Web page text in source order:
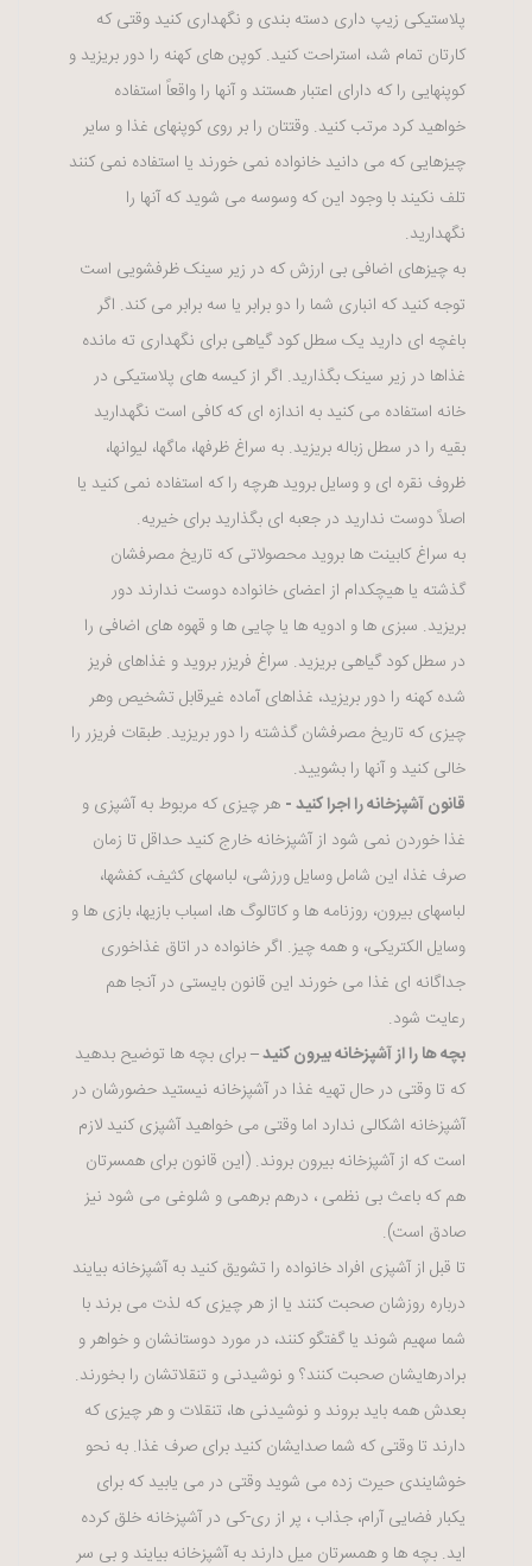
پلاستیکی زیپ داری دسته بندی و نگهداری کنید وقتی که
کارتان تمام شد، استراحت کنید. کوپن های کهنه را دور بریزید و
کوپنهایی را که دارای اعتبار هستند و آنها را واقعاً استفاده
خواهید کرد مرتب کنید. وقتتان را بر روی کوپنهای غذا و سایر
چیزهایی که می دانید خانواده نمی خورند یا استفاده نمی کنند
تلف نکیند با وجود این که وسوسه می شوید که آنها را
نگهدارید.
به چیزهای اضافی بی ارزش که در زیر سینک ظرفشویی است
توجه کنید که انباری شما را دو برابر یا سه برابر می کند. اگر
باغچه ای دارید یک سطل کود گیاهی برای نگهداری ته مانده
غذاها در زیر سینک بگذارید. اگر از کیسه های پلاستیکی در
خانه استفاده می کنید به اندازه ای که کافی است نگهدارید
بقیه را در سطل زباله بریزید. به سراغ ظرفها، ماگها، لیوانها،
ظروف نقره ای و وسایل بروید هرچه را که استفاده نمی کنید یا
اصلاً دوست ندارید در جعبه ای بگذارید برای خیریه.
به سراغ کابینت ها بروید محصولاتی که تاریخ مصرفشان
گذشته یا هیچکدام از اعضای خانواده دوست ندارند دور
بریزید. سبزی ها و ادویه ها یا چایی ها و قهوه های اضافی را
در سطل کود گیاهی بریزید. سراغ فریزر بروید و غذاهای فریز
شده کهنه را دور بریزید، غذاهای آماده غیرقابل تشخیص وهر
چیزی که تاریخ مصرفشان گذشته را دور بریزید. طبقات فریزر را
خالی کنید و آنها را بشویید.
قانون آشپزخانه را اجرا کنید - هر چیزی که مربوط به آشپزی و
غذا خوردن نمی شود از آشپزخانه خارج کنید حداقل تا زمان
صرف غذا، این شامل وسایل ورزشی، لباسهای کثیف، کفشها،
لباسهای بیرون، روزنامه ها و کاتالوگ ها، اسباب بازیها، بازی ها و
وسایل الکتریکی، و همه چیز. اگر خانواده در اتاق غذاخوری
جداگانه ای غذا می خورند این قانون بایستی در آنجا هم
رعایت شود.
بچه ها را از آشپزخانه بیرون کنید –برای بچه ها توضیح بدهید
که تا وقتی در حال تهیه غذا در آشپزخانه نیستید حضورشان در
آشپزخانه اشکالی ندارد اما وقتی می خواهید آشپزی کنید لازم
است که از آشپزخانه بیرون بروند. (این قانون برای همسرتان
هم که باعث بی نظمی ، درهم برهمی و شلوغی می شود نیز
صادق است).
تا قبل از آشپزی افراد خانواده را تشویق کنید به آشپزخانه بیایند
درباره روزشان صحبت کنند یا از هر چیزی که لذت می برند با
شما سهیم شوند یا گفتگو کنند، در مورد دوستانشان و خواهر و
برادرهایشان صحبت کنند؟ و نوشیدنی و تنقلاتشان را بخورند.
بعدش همه باید بروند و نوشیدنی ها، تنقلات و هر چیزی که
دارند تا وقتی که شما صدایشان کنید برای صرف غذا. به نحو
خوشایندی حیرت زده می شوید وقتی در می یابید که برای
یکبار فضایی آرام، جذاب ، پر از ری-کی در آشپزخانه خلق کرده
اید. بچه ها و همسرتان میل دارند به آشپزخانه بیایند و بی سر